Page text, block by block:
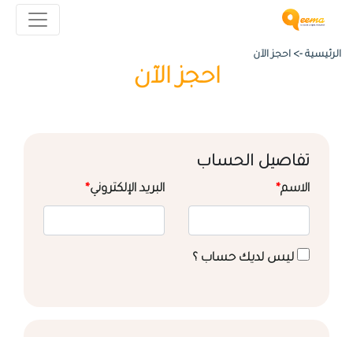
الرئيسية -> احجز الآن
احجز الآن
تفاصيل الحساب
الاسم* البريد الإلكتروني*
ليس لديك حساب ؟